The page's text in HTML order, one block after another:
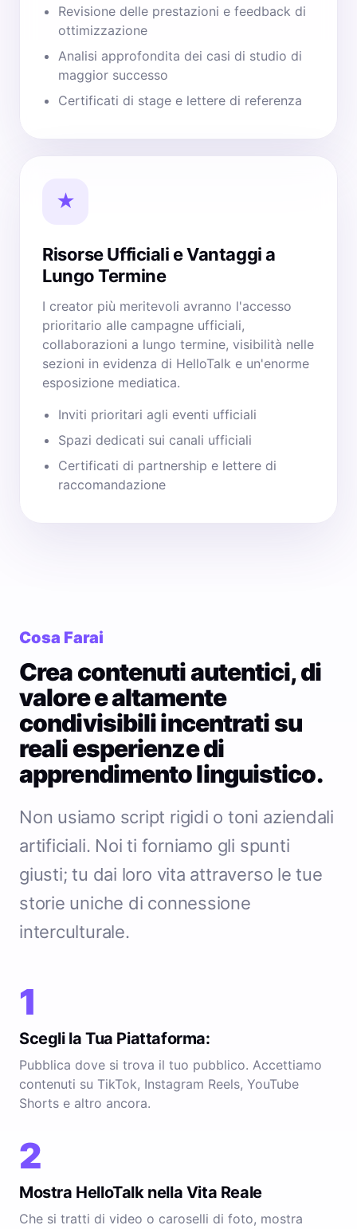
Revisione delle prestazioni e feedback di
ottimizzazione
Analisi approfondita dei casi di studio di
maggior successo
Certificati di stage e lettere di referenza
★
Risorse Ufficiali e Vantaggi a
Lungo Termine
I creator più meritevoli avranno l'accesso
prioritario alle campagne ufficiali,
collaborazioni a lungo termine, visibilità nelle
sezioni in evidenza di HelloTalk e un'enorme
esposizione mediatica.
Inviti prioritari agli eventi ufficiali
Spazi dedicati sui canali ufficiali
Certificati di partnership e lettere di
raccomandazione
Cosa Farai
Crea contenuti autentici, di
valore e altamente
condivisibili incentrati su
reali esperienze di
apprendimento linguistico.
Non usiamo script rigidi o toni aziendali
artificiali. Noi ti forniamo gli spunti
giusti; tu dai loro vita attraverso le tue
storie uniche di connessione
interculturale.
1
Scegli la Tua Piattaforma:
Pubblica dove si trova il tuo pubblico. Accettiamo
contenuti su TikTok, Instagram Reels, YouTube
Shorts e altro ancora.
2
Mostra HelloTalk nella Vita Reale
Che si tratti di video o caroselli di foto, mostra